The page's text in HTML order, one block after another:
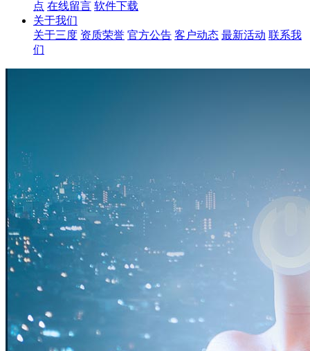
点 在线留言 软件下载
关于我们
关于三度 资质荣誉 官方公告 客户动态 最新活动 联系我
们